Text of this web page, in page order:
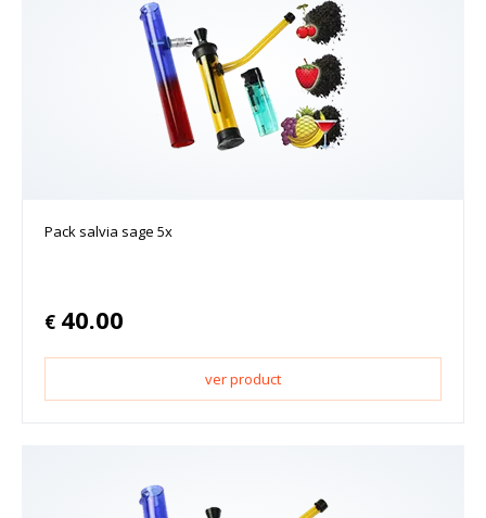
Pack salvia sage 5x
€ 40.00
ver product